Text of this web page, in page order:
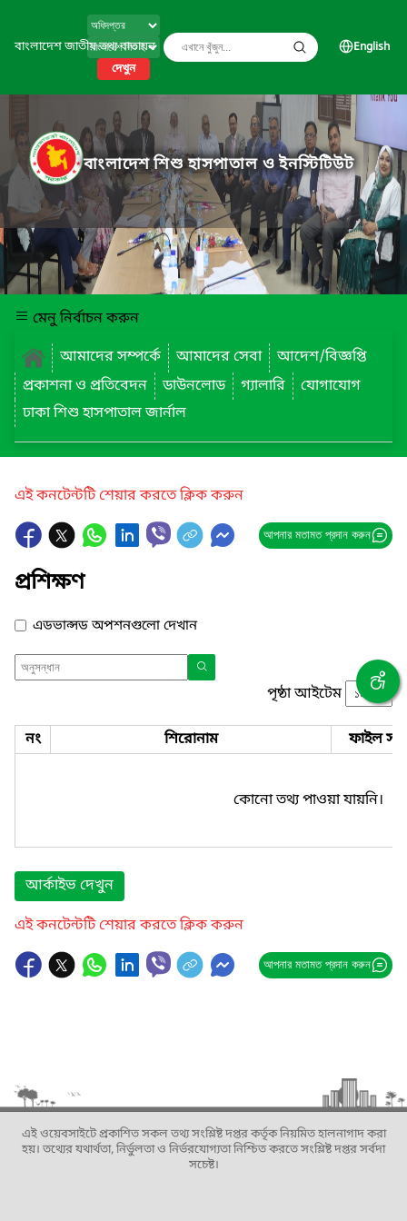
বাংলাদেশ জাতীয় তথ্য বাতায়ন
দেখুন
English
বাংলাদেশ শিশু হাসপাতাল ও ইনস্টিটিউট
মেনু নির্বাচন করুন
আমাদের সম্পর্কে
আমাদের সেবা
আদেশ/বিজ্ঞপ্তি
প্রকাশনা ও প্রতিবেদন
ডাউনলোড গ্যালারি
যোগাযোগ
ঢাকা শিশু হাসপাতাল জার্নাল
এই কনটেন্টটি শেয়ার করতে ক্লিক করুন
আপনার মতামত প্রদান করুন
প্রশিক্ষণ
এডভান্সড অপশনগুলো দেখান
পৃষ্ঠা আইটেম
নং শিরোনাম ফাইল
কোনো তথ্য পাওয়া যায়নি।
আর্কাইভ দেখুন
এই কনটেন্টটি শেয়ার করতে ক্লিক করুন
আপনার মতামত প্রদান করুন
এই ওয়েবসাইটে প্রকাশিত সকল তথ্য সংশ্লিষ্ট দপ্তর কর্তৃক নিয়মিত হালনাগাদ করা
হয়। তথ্যের যথার্থতা, নির্ভুলতা ও নির্ভরযোগ্যতা নিশ্চিত করতে সংশ্লিষ্ট দপ্তর সর্বদা
সচেষ্ট।